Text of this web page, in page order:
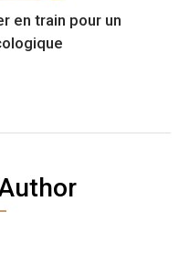
en train pour un